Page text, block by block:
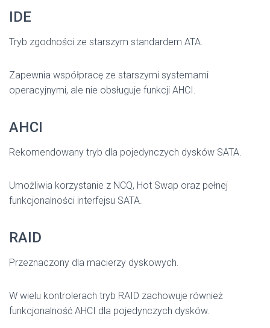
IDE
Tryb zgodności ze starszym standardem ATA.
Zapewnia współpracę ze starszymi systemami
operacyjnymi, ale nie obsługuje funkcji AHCI.
AHCI
Rekomendowany tryb dla pojedynczych dysków SATA.
Umożliwia korzystanie z NCQ, Hot Swap oraz pełnej
funkcjonalności interfejsu SATA.
RAID
Przeznaczony dla macierzy dyskowych.
W wielu kontrolerach tryb RAID zachowuje również
funkcjonalność AHCI dla pojedynczych dysków.